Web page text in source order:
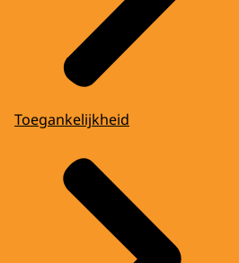
Toegankelijkheid